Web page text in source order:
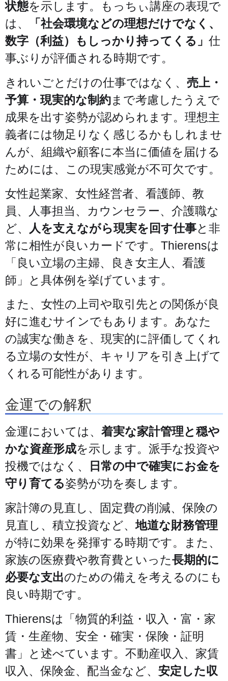
状態を示します。もっちぃ講座の表現で
は、
「社会環境などの理想だけでなく、
数字（利益）もしっかり持ってくる」 仕
事ぶりが評価される時期です。
きれいごとだけの仕事ではなく、 売上・
予算・現実的な制約まで考慮したうえで
成果を出す姿勢が認められます。理想主
義者には物足りなく感じるかもしれませ
んが、組織や顧客に本当に価値を届ける
ためには、この現実感覚が不可欠です。
女性起業家、女性経営者、看護師、教
員、人事担当、カウンセラー、介護職な
ど、
人を支えながら現実を回す仕事と非
常に相性が良いカードです。Thierensは
「良い立場の主婦、良き女主人、看護
師」と具体例を挙げています。
また、女性の上司や取引先との関係が良
好に進むサインでもあります。あなた
の誠実な働きを、現実的に評価してくれ
る立場の女性が、キャリアを引き上げて
くれる可能性があります。
金運での解釈
金運においては、 着実な家計管理と穏や
かな資産形成を示します。派手な投資や
投機ではなく、
日常の中で確実にお金を
守り育てる姿勢が功を奏します。
家計簿の見直し、固定費の削減、保険の
見直し、積立投資など、地道な財務管理
が特に効果を発揮する時期です。また、
家族の医療費や教育費といった長期的に
必要な支出のための備えを考えるのにも
良い時期です。
Thierensは「物質的利益・収入・富・家
賃・生産物、安全・確実・保険・証明
書」と述べています。不動産収入、家賃
収入、保険金、配当金など、 安定した収